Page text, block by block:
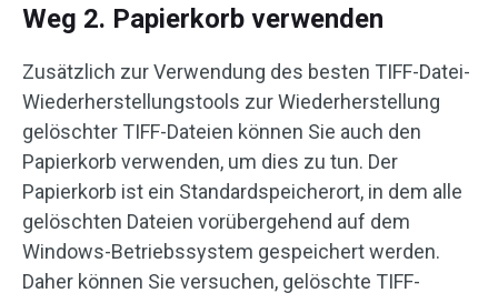
Weg 2. Papierkorb verwenden
Zusätzlich zur Verwendung des besten TIFF-Datei-
Wiederherstellungstools zur Wiederherstellung
gelöschter TIFF-Dateien können Sie auch den
Papierkorb verwenden, um dies zu tun. Der
Papierkorb ist ein Standardspeicherort, in dem alle
gelöschten Dateien vorübergehend auf dem
Windows-Betriebssystem gespeichert werden.
Daher können Sie versuchen, gelöschte TIFF-